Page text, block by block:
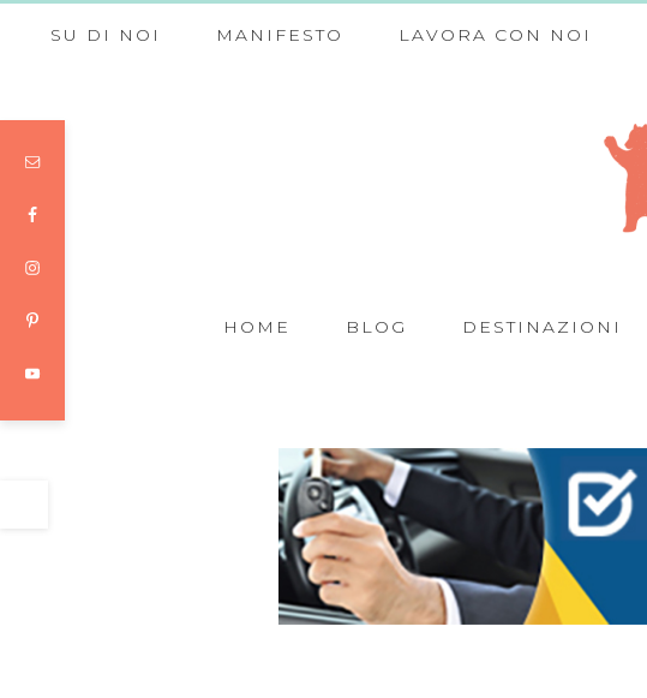
SU DI NOI MANIFESTO LAVORA CON NOI
HOME BLOG DESTINAZIONI